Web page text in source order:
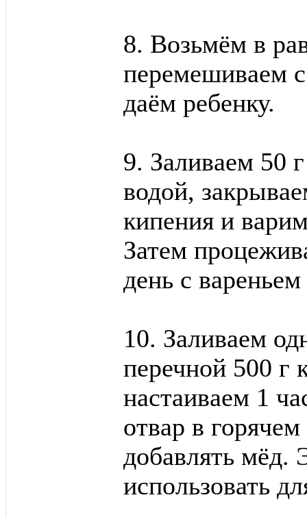
8. Возьмём в
перемешиваем
даём ребенку.
9. Заливаем 50
водой,
кипения и
Затем
день с
10. Заливаем
перечной 500 г
настаиваем 1
отвар в
добавлять мёд.
использовать